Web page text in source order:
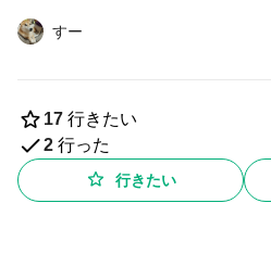
すー
17 行きたい
2 行った
行きたい